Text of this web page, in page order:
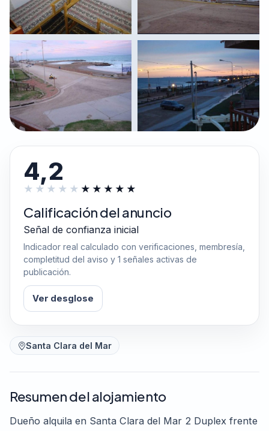
4,2
Calificación del anuncio
Señal de confianza inicial
Indicador real calculado con verificaciones, membresía,
completitud del aviso y 1 señales activas de
publicación.
Ver desglose
Santa Clara del Mar
Resumen del alojamiento
Dueño alquila en Santa Clara del Mar 2 Duplex frente